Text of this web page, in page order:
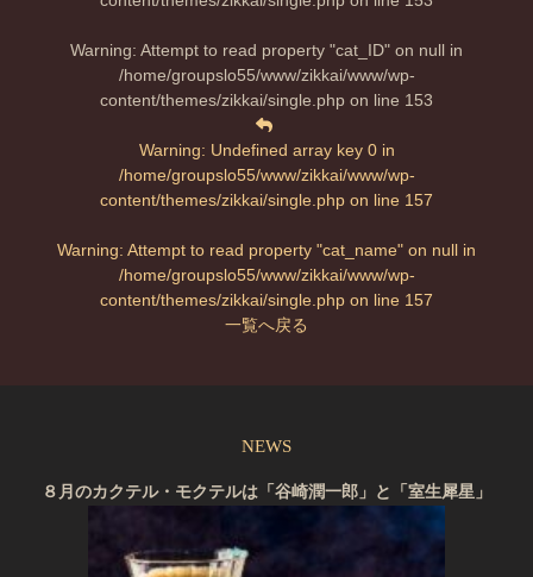
Warning: Attempt to read property "cat_ID" on null in
/home/groupslo55/www/zikkai/www/wp-
content/themes/zikkai/single.php on line 153
Warning: Undefined array key 0 in
/home/groupslo55/www/zikkai/www/wp-
content/themes/zikkai/single.php on line 157
Warning: Attempt to read property "cat_name" on null in
/home/groupslo55/www/zikkai/www/wp-
content/themes/zikkai/single.php on line 157
一覧へ戻る
NEWS
８月のカクテル・モクテルは「谷崎潤一郎」と「室生犀星」